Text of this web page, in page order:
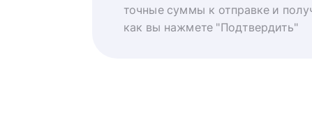
точные суммы к отправке и
как вы нажмете "Подтвердить"